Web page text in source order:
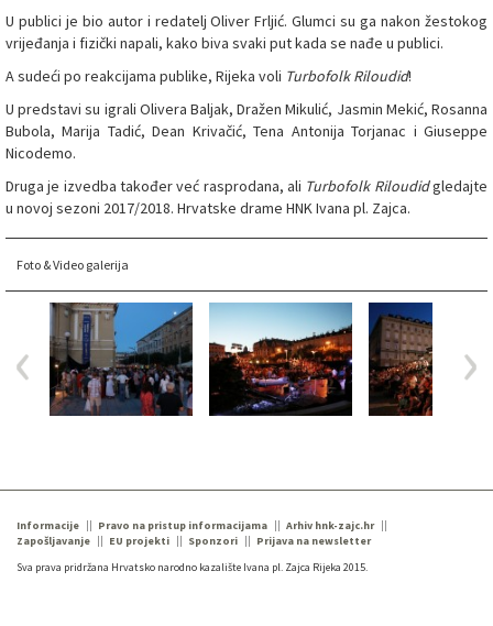
U publici je bio autor i redatelj Oliver Frljić. Glumci su ga nakon žestokog
vrijeđanja i fizički napali, kako biva svaki put kada se nađe u publici.
A sudeći po reakcijama publike, Rijeka voli Turbofolk Riloudid!
U predstavi su igrali Olivera Baljak, Dražen Mikulić, Jasmin Mekić, Rosanna
Bubola, Marija Tadić, Dean Krivačić, Tena Antonija Torjanac i Giuseppe
Nicodemo.
Druga je izvedba također već rasprodana, ali Turbofolk Riloudidgledajte
u novoj sezoni 2017/2018. Hrvatske drame HNK Ivana pl. Zajca.
Foto & Video galerija
Informacije Pravo na pristup informacijama
Arhiv hnk-zajc.hr
Zapošljavanje
EU projekti Sponzori
Prijava na newsletter
Sva prava pridržana Hrvatsko narodno kazalište Ivana pl. Zajca Rijeka 2015.